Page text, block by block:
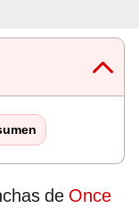
de Once